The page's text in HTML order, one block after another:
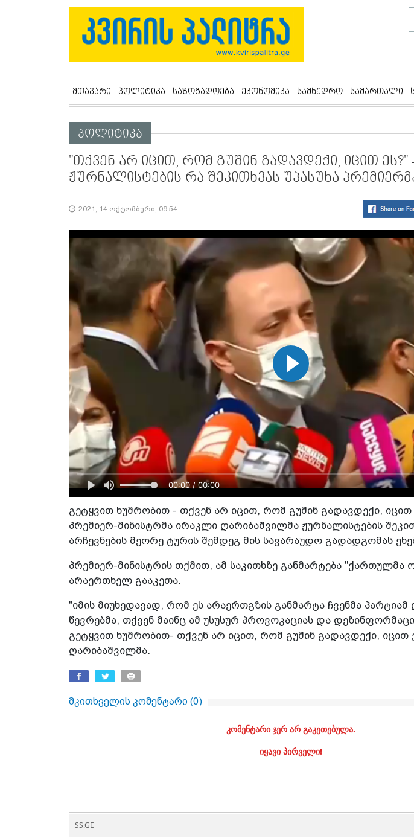
მთავარი პოლიტიკა საზოგადოება ეკონომიკა სამხედრო სამართალი
პოლიტიკა
"თქვენ არ იცით, რომ გუშინ გადავდექი, იცით ეს?"
ჟურნალისტების რა შეკითხვას უპასუხა
2021, 14 ოქტომბერი, 09:54
00:00 / 00:00
გეტყვით ხუმრობით - თქვენ არ იცით, რომ გუშინ გადავდექი, იცით
პრემიერ-მინისტრმა ირაკლი ღარიბაშვილმა ჟურნალისტების
არჩევნების მეორე ტურის შემდეგ მის სავარაუდო გადადგომას
პრემიერ-მინისტრის თქმით, ამ საკითხზე განმარტება "ქართულმა
არაერთხელ გააკეთა.
"იმის მიუხედავად, რომ ეს არაერთგზის განმარტა ჩვენმა პარტიამ
წევრებმა, თქვენ მაინც ამ უსუსურ პროვოკაციას და
გეტყვით ხუმრობით- თქვენ არ იცით, რომ გუშინ გადავდექი, იცით
ღარიბაშვილმა.
მკითხველის კომენტარი (0)
კომენტარი ჯერ არ გაკეთებულა.
იყავი პირველი!
SS.GE